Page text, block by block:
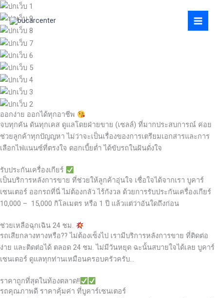
Skip
to
content
ออกง่าย ออกได้ทุกอาชีพ
จบทุกคัน ดันทุกเคส ดูแลโดยฝ่ายขาย (เซลล์) ที่มากประสบการณ์ ค่อย
ช่วยลูกค้าทุกปัญญหา ไม่ว่าจะเป็นเรื่องของการเตรียมเอกสารและการ
เลือกไฟแนนซ์ที่ตรงใจ ดอกเบี้ยต่ำ ได้ขับรถในฝันดั่งใจ
รับประกันเครื่องเกียร์
เป็นบริการหลังการขาย ที่ช่วยให้ลูกค้าอุ่นใจ เชื่อใจได้จากเรา บูคาร์
เซนเตอร์ ออกรถที่นี่ ไม่ต้องกลัว ไร้กังวล ด้วยการรับประกันเครื่องเกียร์
10,000 – 15,000 กิโลเมตร หรือ 1 ปี แล้วแต่ว่าอันใดถึงก่อน
ช่วยเหลือฉุกเฉิน 24 ชม.
รถเสียกลางทางหรือ?? ไม่ต้องเซ็งไป เรามีบริการหลังการขาย ที่ติดต่อ
ง่าย และติดต่อได้ ตลอด 24 ชม. ไม่มีวันหยุด ฉะนั้นสบายใจได้เลย บูคาร์
เซนเตอร์ ดูแลทุกท่านเหมือนครอบครัวครับ…
ราคาถูกที่สุดในท้องตลาด!!
รถคุณภาพดี ราคาคุ้มค่า ที่บูคาร์เซนเตอร์